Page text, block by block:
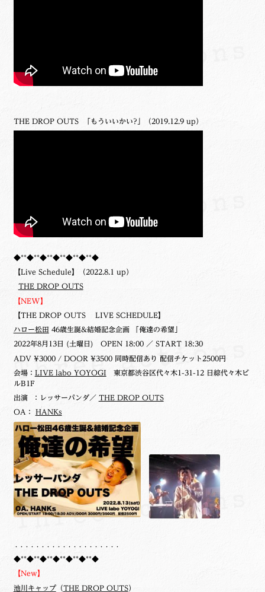
THE DROP OUTS 「もういいかい?」（2019.12.9 up）
◆**◆**◆**◆**◆**◆**◆
【Live Schedule】（2022.8.1 up）
THE DROP OUTS
【NEW】
【THE DROP OUTS LIVE SCHEDULE】
ハロー松田 46歳生誕&結婚記念企画 「俺達の希望」
2022年8月13日 (土曜日) OPEN 18:00 ／ START 18:30
ADV ¥3000 / DOOR ¥3500 同時配信あり 配信チケット2500円
会場： LIVE labo YOYOGI 東京都渋谷区代々木1-31-12 日綜代々木ビ
ルB1F
出演 ：レッサーパンダ／ THE DROP OUTS
OA： HANKs
・・・・・・・・・・・・・・・・・・・・
◆**◆**◆**◆**◆**◆**◆
【New】
池川キャップ（THE DROP OUTS）